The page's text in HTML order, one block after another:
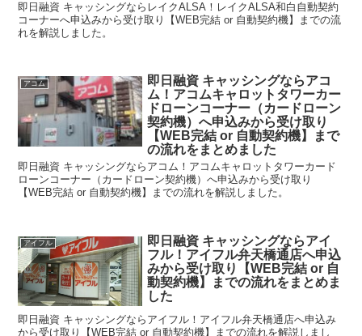
即日融資 キャッシングならレイクALSA！レイクALSA和白自動契約
コーナーへ申込みから受け取り【WEB完結 or 自動契約機】までの流
れを解説しました。
アコム
即日融資 キャッシングならアコ
ム！アコムキャロットタワーカー
ドローンコーナー（カードローン
契約機）へ申込みから受け取り
【WEB完結 or 自動契約機】まで
の流れをまとめました
即日融資 キャッシングならアコム！アコムキャロットタワーカード
ローンコーナー（カードローン契約機）へ申込みから受け取り
【WEB完結 or 自動契約機】までの流れを解説しました。
アイフル
即日融資 キャッシングならアイ
フル！アイフル弁天橋通店へ申込
みから受け取り【WEB完結 or 自
動契約機】までの流れをまとめま
した
即日融資 キャッシングならアイフル！アイフル弁天橋通店へ申込み
から受け取り【WEB完結 or 自動契約機】までの流れを解説しまし